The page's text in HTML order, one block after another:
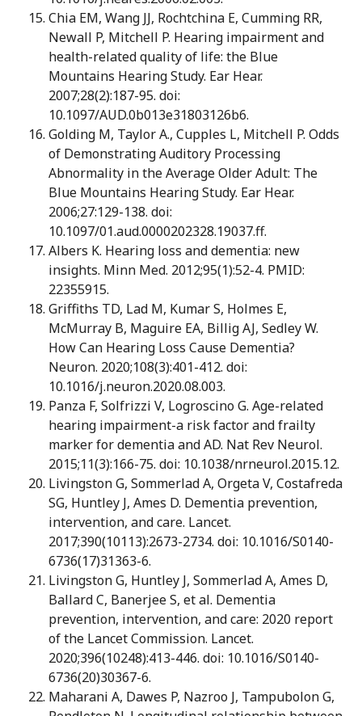
Chia EM, Wang JJ, Rochtchina E, Cumming RR,
Newall P, Mitchell P. Hearing impairment and
health-related quality of life: the Blue
Mountains Hearing Study. Ear Hear.
2007;28(2):187-95. doi:
10.1097/AUD.0b013e31803126b6.
Golding M, Taylor A., Cupples L, Mitchell P. Odds
of Demonstrating Auditory Processing
Abnormality in the Average Older Adult: The
Blue Mountains Hearing Study. Ear Hear.
2006;27:129-138. doi:
10.1097/01.aud.0000202328.19037.ff.
Albers K. Hearing loss and dementia: new
insights. Minn Med. 2012;95(1):52-4. PMID:
22355915.
Griffiths TD, Lad M, Kumar S, Holmes E,
McMurray B, Maguire EA, Billig AJ, Sedley W.
How Can Hearing Loss Cause Dementia?
Neuron. 2020;108(3):401-412. doi:
10.1016/j.neuron.2020.08.003.
Panza F, Solfrizzi V, Logroscino G. Age-related
hearing impairment-a risk factor and frailty
marker for dementia and AD. Nat Rev Neurol.
2015;11(3):166-75. doi: 10.1038/nrneurol.2015.12.
Livingston G, Sommerlad A, Orgeta V, Costafreda
SG, Huntley J, Ames D. Dementia prevention,
intervention, and care. Lancet.
2017;390(10113):2673-2734. doi: 10.1016/S0140-
6736(17)31363-6.
Livingston G, Huntley J, Sommerlad A, Ames D,
Ballard C, Banerjee S, et al. Dementia
prevention, intervention, and care: 2020 report
of the Lancet Commission. Lancet.
2020;396(10248):413-446. doi: 10.1016/S0140-
6736(20)30367-6.
Maharani A, Dawes P, Nazroo J, Tampubolon G,